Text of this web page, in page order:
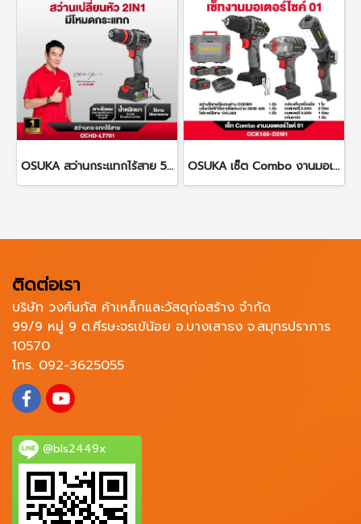
OSUKA สว่านกระแทกไร้สาย 5IN1 20v OCHD-LT701-D1 OSUKA เซ็ต Combo งานมอเตอร์ไซค์ 01 OCK160-D2M1
ติดต่อเรา
บริษัท วงศ์นภัส ค้าเหล็กและวัสดุก่อสร้าง จำกัด
99/9 หมู่ 9 ต.ศีรษะจรเข้น้อย อ.บางเสาธง จ.สมุทรปราการ
10570
โทร. 092-3625055
@bls2449x